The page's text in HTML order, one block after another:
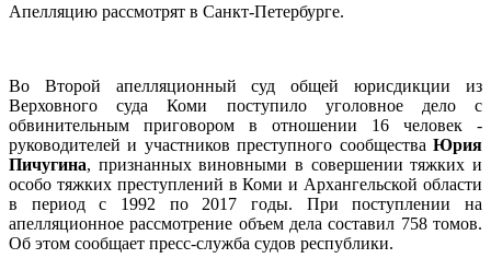
Апелляцию рассмотрят в Санкт-Петербурге.
Во Второй апелляционный суд общей юрисдикции из
Верховного суда Коми поступило уголовное дело с
обвинительным приговором в отношении 16 человек -
руководителей и участников преступного сообщества Юрия
Пичугина, признанных виновными в совершении тяжких и
особо тяжких преступлений в Коми и Архангельской области
в период с 1992 по 2017 годы. При поступлении на
апелляционное рассмотрение объем дела составил 758 томов.
Об этом сообщает пресс-служба судов республики.